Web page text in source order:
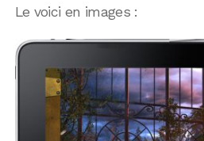
Le voici en images :